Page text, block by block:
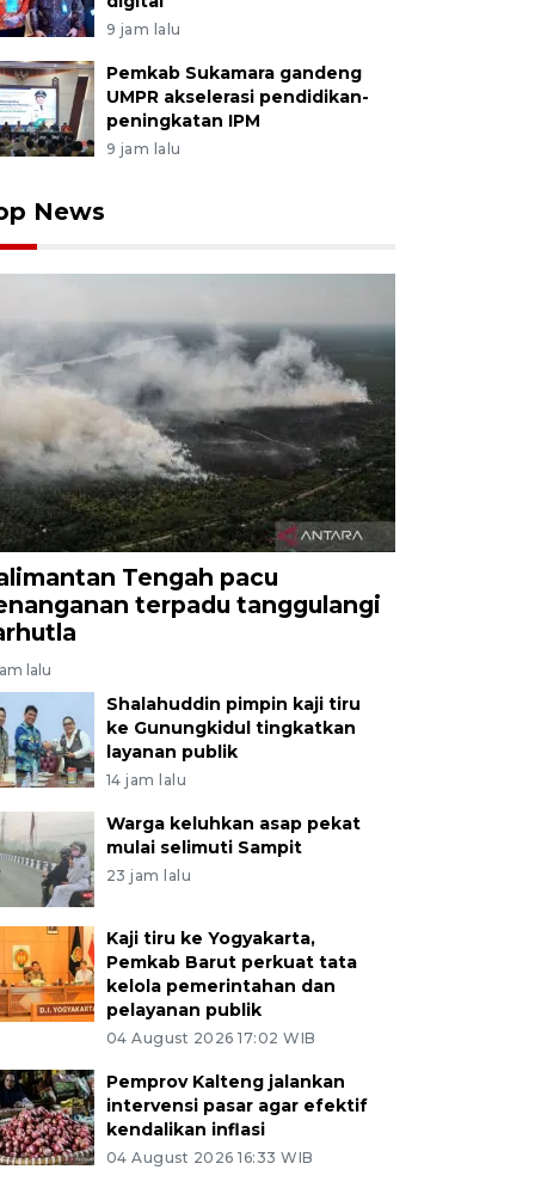
9 jam lalu
Pemkab Sukamara gandeng
UMPR akselerasi pendidikan-
peningkatan IPM
9 jam lalu
News
Tengah pacu
terpadu tanggulangi
lalu
Shalahuddin pimpin kaji tiru
ke Gunungkidul tingkatkan
layanan publik
14 jam lalu
Warga keluhkan asap pekat
mulai selimuti Sampit
23 jam lalu
Kaji tiru ke Yogyakarta,
Pemkab Barut perkuat tata
kelola pemerintahan dan
pelayanan publik
04 August 2026 17:02 WIB
Pemprov Kalteng jalankan
intervensi pasar agar efektif
kendalikan inflasi
04 August 2026 16:33 WIB